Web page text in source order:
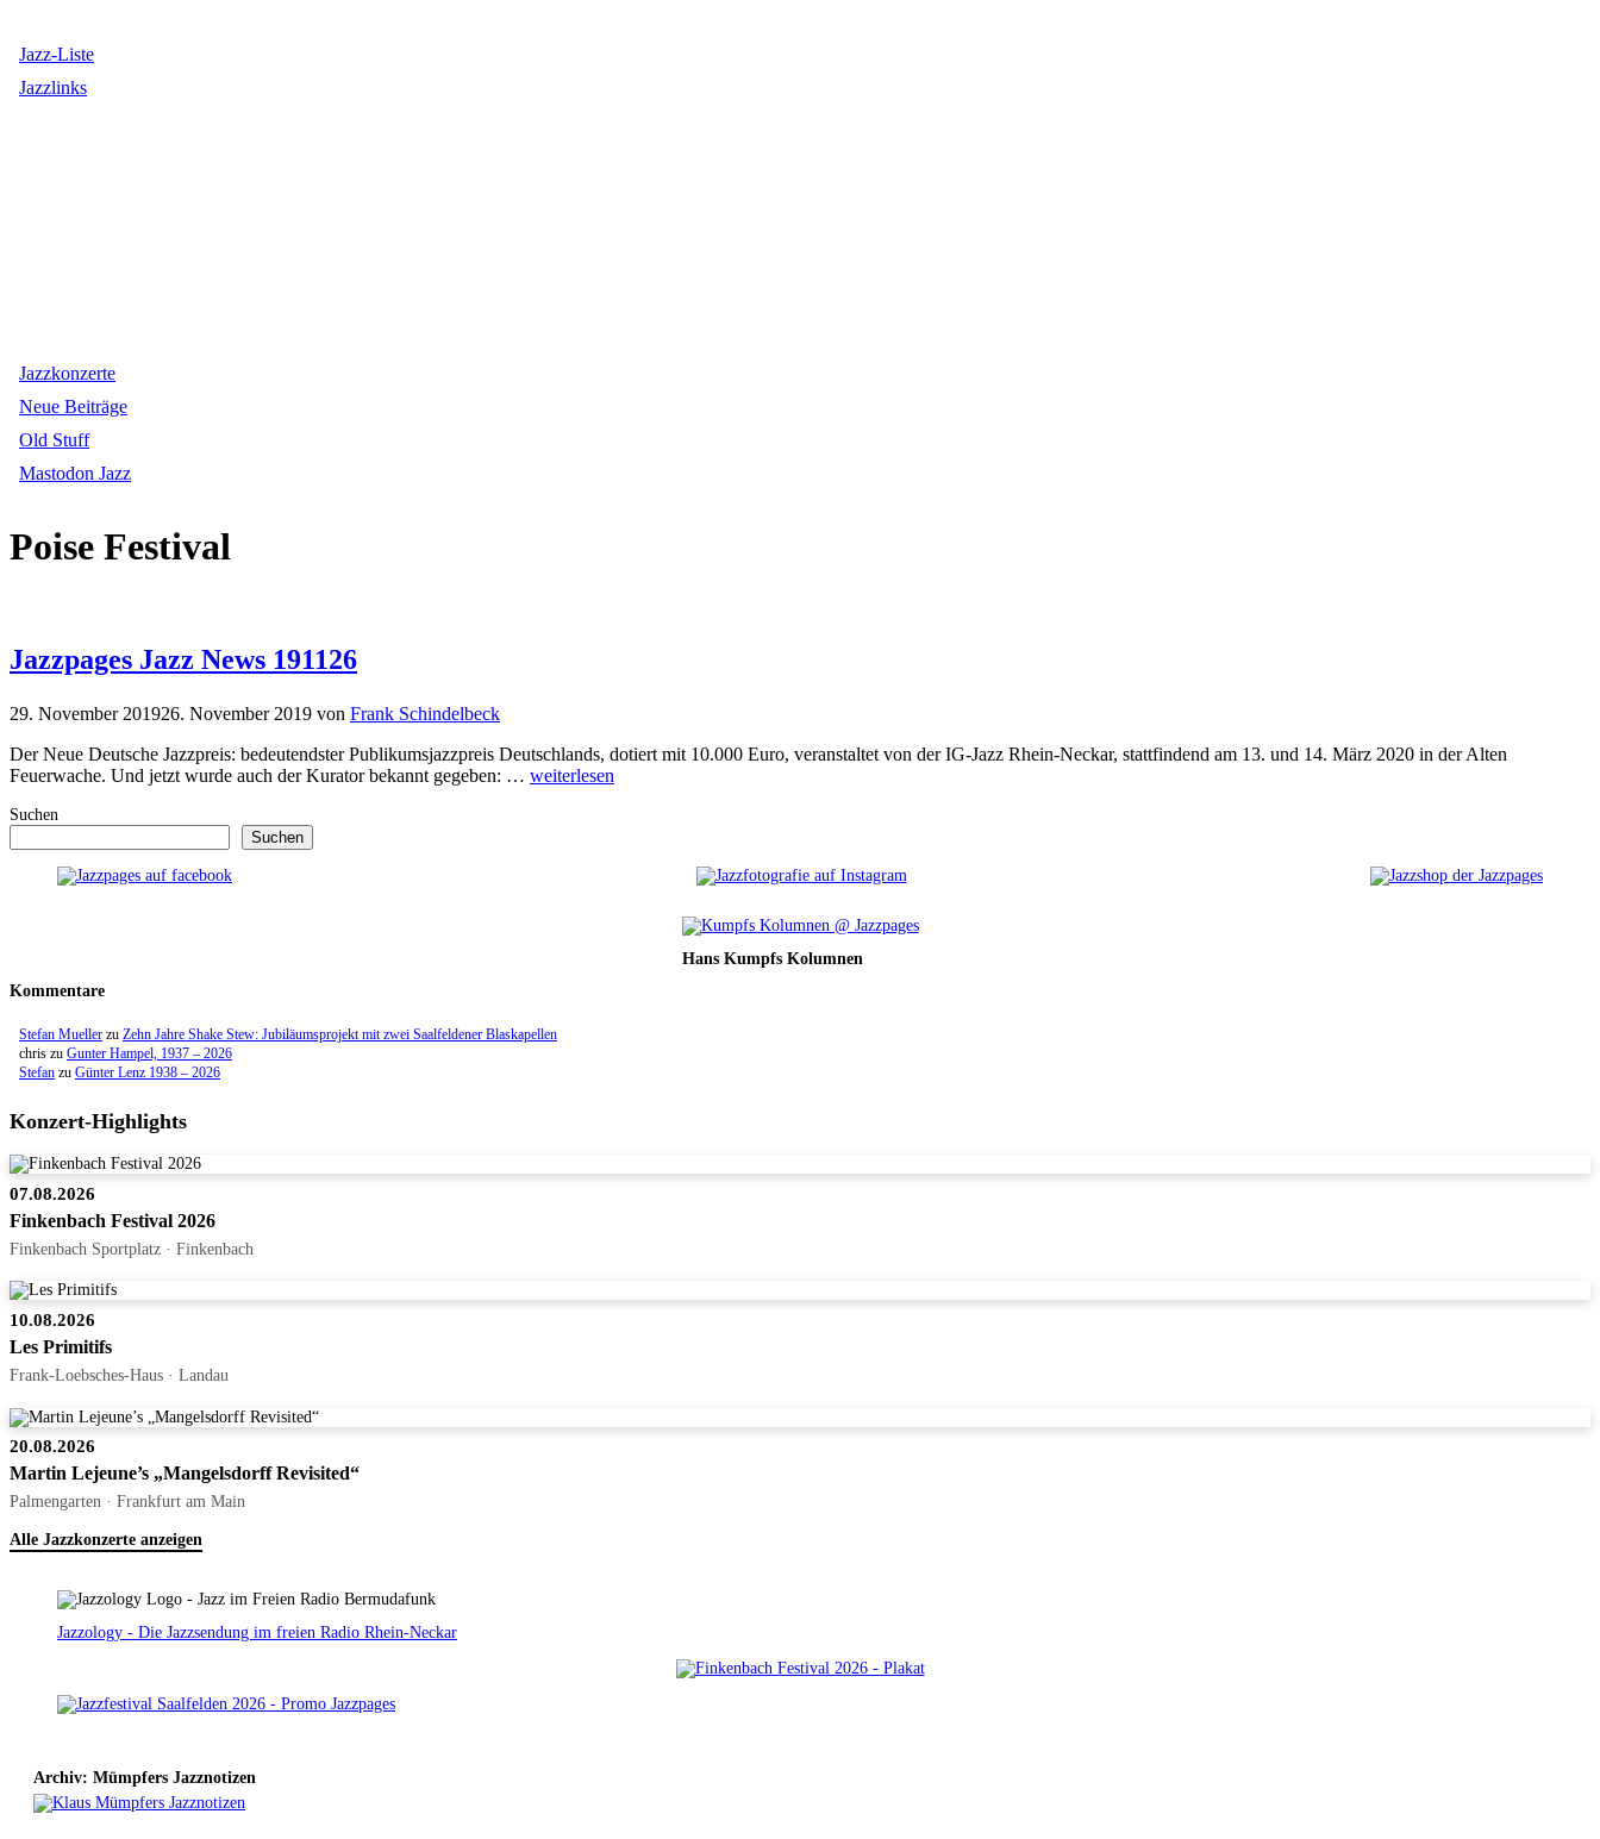
Jazz-Liste
Jazzlinks
Jazzkonzerte
Neue Beiträge
Old Stuff
Mastodon Jazz
Poise Festival
Jazzpages Jazz News 191126
29. November 201926. November 2019 von Frank Schindelbeck
Der Neue Deutsche Jazzpreis: bedeutendster Publikumsjazzpreis Deutschlands, dotiert mit 10.000 Euro, veranstaltet von der IG-Jazz Rhein-Neckar, stattfindend am 13. und 14. März 2020 in der Alten
Feuerwache. Und jetzt wurde auch der Kurator bekannt gegeben: … weiterlesen
Suchen
Suchen
Hans Kumpfs Kolumnen
Kommentare
Stefan Mueller zu Zehn Jahre Shake Stew: Jubiläumsprojekt mit zwei Saalfeldener Blaskapellen
chris zu Gunter Hampel, 1937 – 2026
Stefan zu Günter Lenz 1938 – 2026
Konzert-Highlights
07.08.2026
Finkenbach Festival 2026
Finkenbach Sportplatz · Finkenbach
10.08.2026
Les Primitifs
Frank-Loebsches-Haus · Landau
20.08.2026
Martin Lejeune’s „Mangelsdorff Revisited“
Palmengarten · Frankfurt am Main
Alle Jazzkonzerte anzeigen
Jazzology - Die Jazzsendung im freien Radio Rhein-Neckar
Archiv: Mümpfers Jazznotizen